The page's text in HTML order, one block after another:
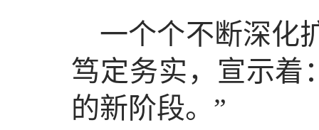
一个个不断深化
笃定务实，宣示着
的新阶段。”